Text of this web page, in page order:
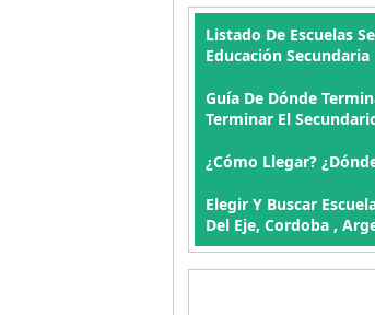
Listado De Escuelas
Educación Secundaria
Guía De Dónde
Terminar El
¿Cómo Llegar?
Elegir Y Buscar
Del Eje, Cordoba ,